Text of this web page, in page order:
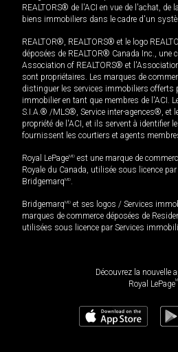
REALTORS® de l'ACI en vue de l'achat, de
biens immobiliers dans le cadre d'un
REALTOR®, REALTORS® et le logo
déposées de REALTOR® Canada Inc., une
Association of REALTORS® et
sont propriétaires. Les marques de
distinguer les services immobiliers offerts
immobilier en tant que membres de l'ACI.
S.I.A.® /MLS®, Service inter-agences®, et
propriété de l'ACI, et ils servent à identifier
fournissent les courtiers et agents
Royal LePageMD est une marque de
Royale du Canada, utilisée sous licence
BridgemarqMD
BridgemarqMD et ses logos / Services
marques de commerce déposées de
utilisées sous licence par Services
Découvrez la nouvelle
Royal LePage